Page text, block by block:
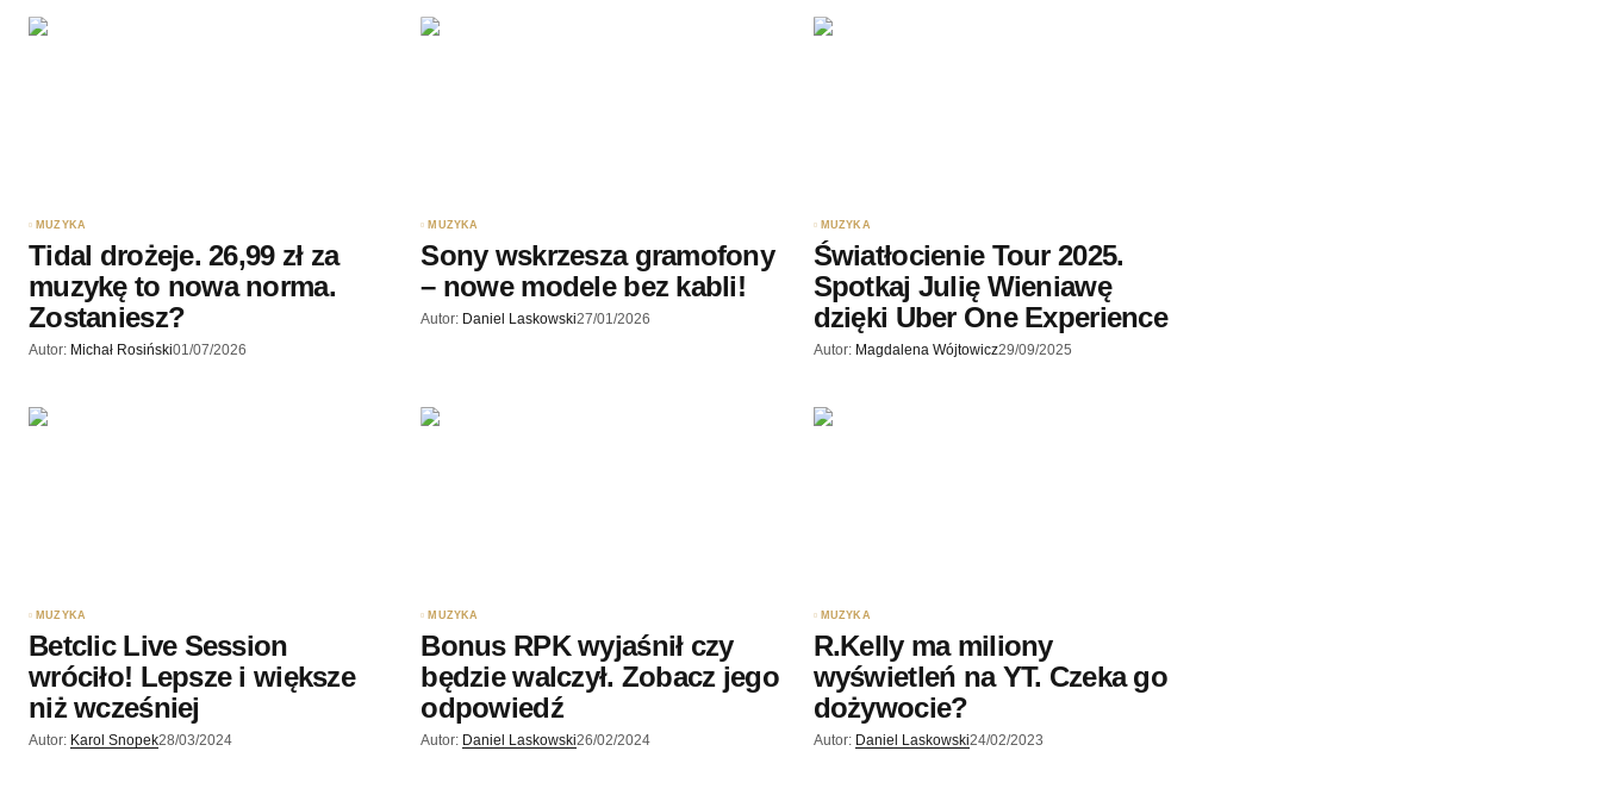
MUZYKA
Tidal drożeje. 26,99 zł za
muzykę to nowa norma.
Zostaniesz?
Autor: Michał Rosiński01/07/2026
MUZYKA
Sony wskrzesza gramofony
– nowe modele bez kabli!
Autor: Daniel Laskowski27/01/2026
MUZYKA
Światłocienie Tour 2025.
Spotkaj Julię Wieniawę
dzięki Uber One Experience
Autor: Magdalena Wójtowicz29/09/2025
MUZYKA
Betclic Live Session
wróciło! Lepsze i większe
niż wcześniej
Autor: Karol Snopek28/03/2024
MUZYKA
Bonus RPK wyjaśnił czy
będzie walczył. Zobacz jego
odpowiedź
Autor: Daniel Laskowski26/02/2024
MUZYKA
R.Kelly ma miliony
wyświetleń na YT. Czeka go
dożywocie?
Autor: Daniel Laskowski24/02/2023